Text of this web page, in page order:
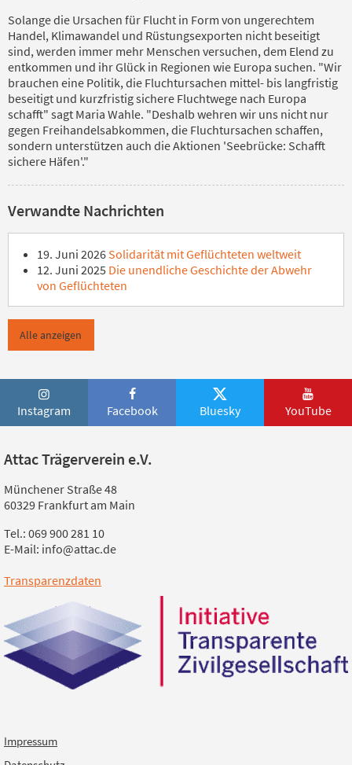
Solange die Ursachen für Flucht in Form von ungerechtem
Handel, Klimawandel und Rüstungsexporten nicht beseitigt
sind, werden immer mehr Menschen versuchen, dem Elend zu
entkommen und ihr Glück in Regionen wie Europa suchen. "Wir
brauchen eine Politik, die Fluchtursachen mittel- bis langfristig
beseitigt und kurzfristig sichere Fluchtwege nach Europa
schafft" sagt Maria Wahle. "Deshalb wehren wir uns nicht nur
gegen Freihandelsabkommen, die Fluchtursachen schaffen,
sondern unterstützen auch die Aktionen 'Seebrücke: Schafft
sichere Häfen'."
Verwandte Nachrichten
19. Juni 2026 Solidarität mit Geflüchteten weltweit
12. Juni 2025 Die unendliche Geschichte der Abwehr
von Geflüchteten
Alle anzeigen
Instagram Facebook Bluesky YouTube
Attac Trägerverein e.V.
Münchener Straße 48
60329 Frankfurt am Main
Tel.: 069 900 281 10
E-Mail: info@attac.de
Transparenzdaten
Impressum